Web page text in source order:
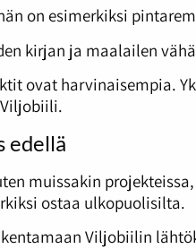
on esimerkiksi
kirjan ja maalailen
ovat harvinaisempia.
Viljobiili.
edellä
muissakin
ostaa ulkopuolisilta.
Viljobiilin